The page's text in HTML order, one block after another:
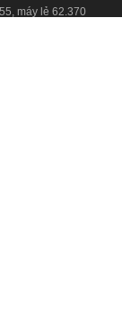
máy lẻ 62.370